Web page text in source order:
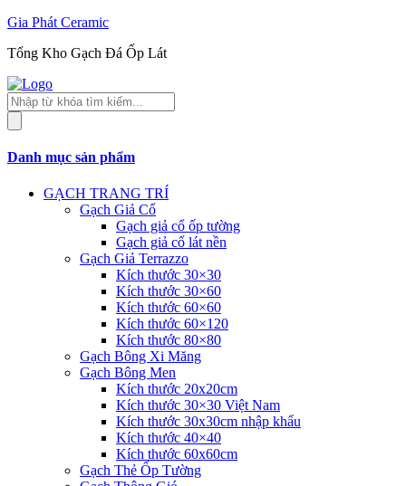
Gia Phát Ceramic
Tổng Kho Gạch Đá Ốp Lát
Tìm
kiếm
sản
Danh mục sản phẩm
GẠCH TRANG TRÍ
Gạch Giả Cổ
Gạch giả cổ ốp tường
Gạch giả cổ lát nền
Gạch Giả Terrazzo
Kích thước 30×30
Kích thước 30×60
Kích thước 60×60
Kích thước 60×120
Kích thước 80×80
Gạch Bông Xi Măng
Gạch Bông Men
Kích thước 20x20cm
Kích thước 30×30 Việt Nam
Kích thước 30x30cm nhập khẩu
Kích thước 40×40
Kích thước 60x60cm
Gạch Thẻ Ốp Tường